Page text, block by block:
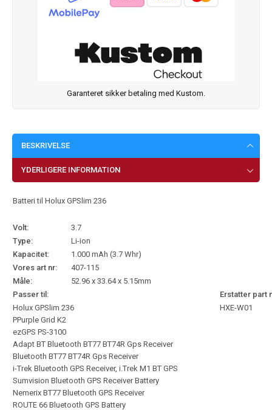
Garanteret sikker betaling med Kustom.
BESKRIVELSE
YDERLIGERE INFORMATION
Batteri til Holux GPSlim 236
Volt:
3.7
Type:
Li-ion
Kapacitet:
1.000 mAh (3.7 Whr)
Vores art nr:
407-115
Måle:
52.96 x 33.64 x 5.15mm
Passer til:
Erstatter part
Holux GPSlim 236
PPurple Grid K2
ezGPS PS-3100
Adapt BT Bluetooth BT77 BT74R Gps Receiver
Bluetooth BT77 BT74R Gps Receiver
i-Trek Bluetooth GPS Receiver, i.Trek M1 BT GPS
Sumvision Bluetooth GPS Receiver Battery
Nemerix BT77 Bluetooth GPS Receiver
ROUTE 66 Bluetooth GPS Battery
HXE-W01